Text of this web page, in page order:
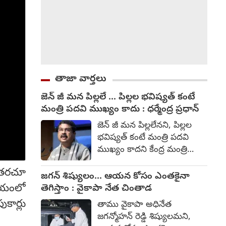
తాజా వార్తలు
జెన్ జీ మన పిల్లలే ... పిల్లల భవిష్యత్ కంటే
మంత్రి పదవి ముఖ్యం కాదు : ధర్మేంద్ర ప్రధాన్
జెన్ జీ మన పిల్లలేనని, పిల్లల
భవిష్యత్ కంటే మంత్రి పదవి
ముఖ్యం కాదని కేంద్ర మంత్రి
ప్రధాన్ అన్నారు. నీట్ యూజీ
ప్రశ్నపత్రాల లీకేజీ వ్యవహారంతో
ఆయన మంత్రి పదవికి రాజీనామా
చేసిన విషయం తెల్సిందే. ఆ
తర్వాత ఆయన స్పందిస్తూ, నీట్
జగన్ శిష్యులం... ఆయన కోసం ఎంతకైనా
తెగిస్తాం : వైకాపా నేత చింతాడ
తాము వైకాపా అధినేత
జగన్మోహన్ రెడ్డి శిష్యులమని,